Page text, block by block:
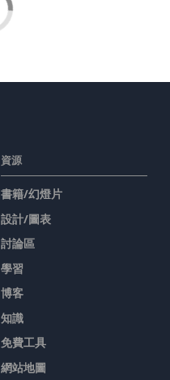
資源
書籍/幻燈片
設計/圖表
討論區
學習
博客
知識
免費工具
網站地圖